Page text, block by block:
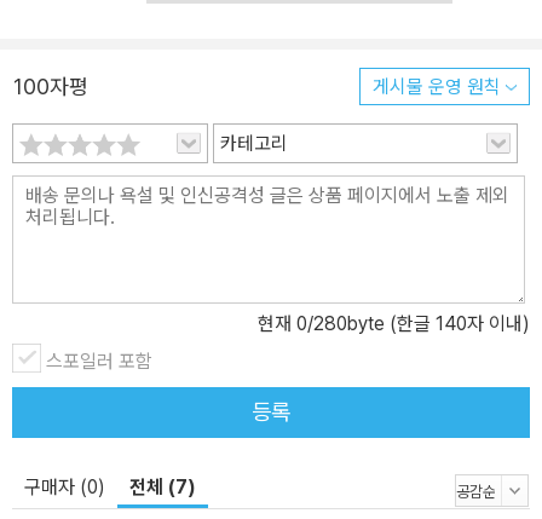
중학생과 학부모를 위한 중학교의 전반적인 생활과 활동, 진로 탐색
을 위한 활동과 정보, 주요 과목들의 공부법, 학생부 관리 비법, 고입
과 대입으로 이어지는 입시 정보들을 체계적으로 제시하고 있다. 이
책을 통해 학생들은 스스로에 대해 고민하며, 알찬 중학교 생활을 준
비해나갈 수 있을 것이다. 학부모는 자녀의 학교생활을 파악하고 적
문가, 베테랑교사가 뭉쳤다! □ 자유학년제 전면 확대! 제도 100% 활
용, 진로 찾기! 어떻게 할 것인가? □ 비대면, 온라인수업! 자기주도
학습기반 과목별 맞춤 공부법은? □ 2024 공정성강화 대입 변화 속!
진학에 성공하는 중학생활은? □ 2025 고교학점제 본격시행! 나에게
가능한 것이라 믿고 현실에 꿈을 맞추는 사람이 있고, 꿈이 가진 가능
100자평 게시물 운영 원칙
카테고리
현재 0/280byte (한글 140자 이내)
스포일러 포함
등록
구매자 (0) 전체 (7)